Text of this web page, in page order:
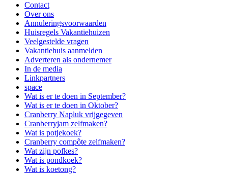
Contact
Over ons
Annuleringsvoorwaarden
Huisregels Vakantiehuizen
Veelgestelde vragen
Vakantiehuis aanmelden
Adverteren als ondernemer
In de media
Linkpartners
space
Wat is er te doen in September?
Wat is er te doen in Oktober?
Cranberry Napluk vrijgegeven
Cranberryjam zelfmaken?
Wat is potjekoek?
Cranberry compôte zelfmaken?
Wat zijn pofkes?
Wat is pondkoek?
Wat is koetong?